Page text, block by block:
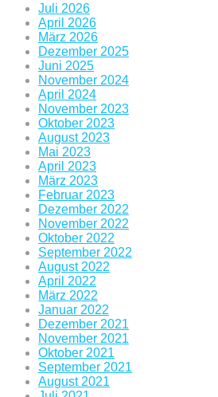
Juli 2026
April 2026
März 2026
Dezember 2025
Juni 2025
November 2024
April 2024
November 2023
Oktober 2023
August 2023
Mai 2023
April 2023
März 2023
Februar 2023
Dezember 2022
November 2022
Oktober 2022
September 2022
August 2022
April 2022
März 2022
Januar 2022
Dezember 2021
November 2021
Oktober 2021
September 2021
August 2021